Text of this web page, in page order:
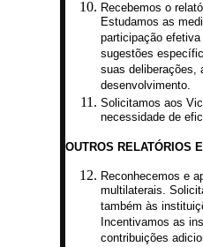
Recebemos o
Estudamos as
participação
sugestões
suas deliberações,
desenvolvimento.
Solicitamos aos
necessidade de
OUTROS RELATÓRIOS
Reconhecemos e
multilaterais.
também às
Incentivamos as
contribuições